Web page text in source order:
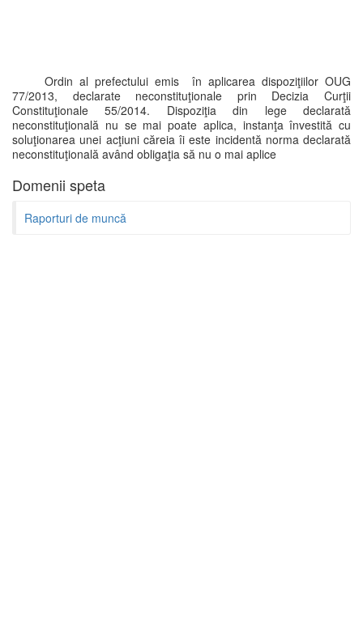
Ordin al prefectului emis în aplicarea dispoziţiilor OUG
77/2013, declarate neconstituţionale prin Decizia Curţii
Constituţionale 55/2014. Dispoziţia din lege declarată
neconstituţională nu se mai poate aplica, instanţa învestită cu
soluţionarea unei acţiuni căreia îi este incidentă norma declarată
neconstituţională având obligaţia să nu o mai aplice
Domenii speta
Raporturi de muncă